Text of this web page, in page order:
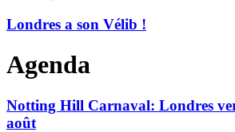
Londres a son Vélib !
Agenda
Notting Hill Carnaval: Londres
août